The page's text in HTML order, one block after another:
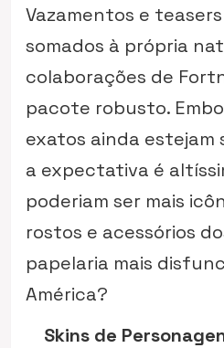
Vazamentos e
somados à própria
colaborações de
pacote robusto.
exatos ainda estejam
a expectativa é
poderiam ser mais
rostos e acessórios
papelaria mais
América?
Skins de